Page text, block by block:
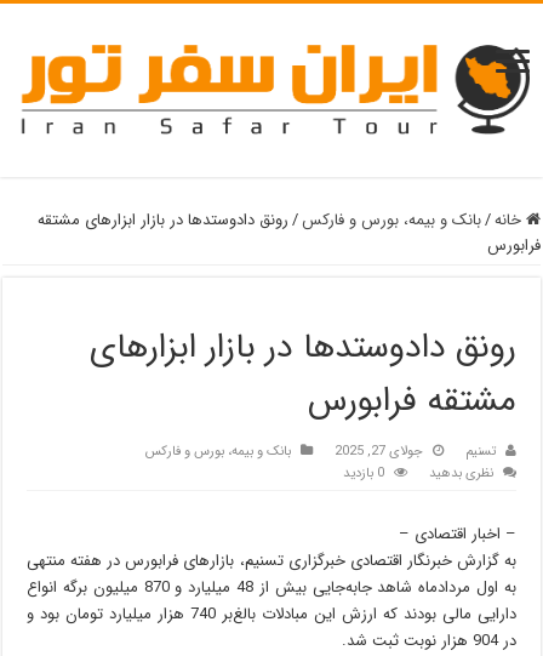
خانه/بانک و بیمه، بورس و فارکس /رونق دادوستدها در بازار ابزارهای مشتقه
فرابورس
رونق دادوستدها در بازار ابزارهای
مشتقه فرابورس
تسنیم جولای 27, 2025
بانک و بیمه، بورس و فارکس
نظری بدهید
0 بازدید
– اخبار اقتصادی –
به گزارش خبرنگار اقتصادی خبرگزاری تسنیم، بازارهای فرابورس در هفته منتهی
به اول مردادماه شاهد جابه‌جایی بیش از 48 میلیارد و 870 میلیون برگه انواع
دارایی مالی بودند که ارزش این مبادلات بالغ‌بر 740 هزار میلیارد تومان بود و
در 904 هزار نوبت ثبت شد.